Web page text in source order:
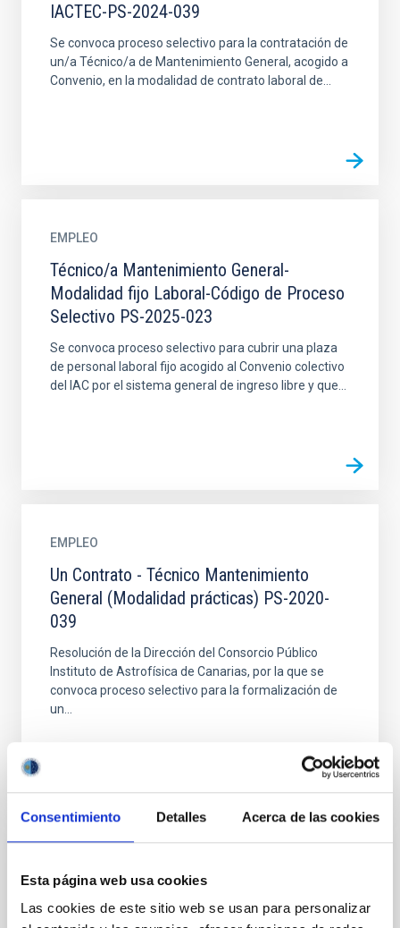
Consentimiento Detalles Acerca de las cookies
Esta página web usa cookies
Las cookies de este sitio web se usan para personalizar
IACTEC-PS-2024-039
Se convoca proceso selectivo para la contratación de
un/a Técnico/a de Mantenimiento General, acogido a
Convenio, en la modalidad de contrato laboral de...
EMPLEO
Técnico/a Mantenimiento General-
Modalidad fijo Laboral-Código de Proceso
Selectivo PS-2025-023
Se convoca proceso selectivo para cubrir una plaza
de personal laboral fijo acogido al Convenio colectivo
del IAC por el sistema general de ingreso libre y que...
EMPLEO
Un Contrato - Técnico Mantenimiento
General (Modalidad prácticas) PS-2020-
039
Resolución de la Dirección del Consorcio Público
Instituto de Astrofísica de Canarias, por la que se
convoca proceso selectivo para la formalización de
un...
Un Contrato - Técnico/a Mantenimiento
General - Modalidad fijo Laboral - Código